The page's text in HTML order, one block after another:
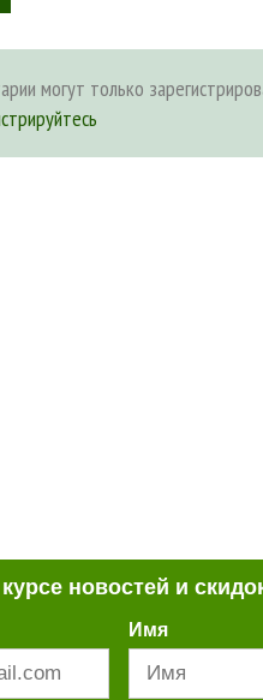
могут только
новостей и
Имя